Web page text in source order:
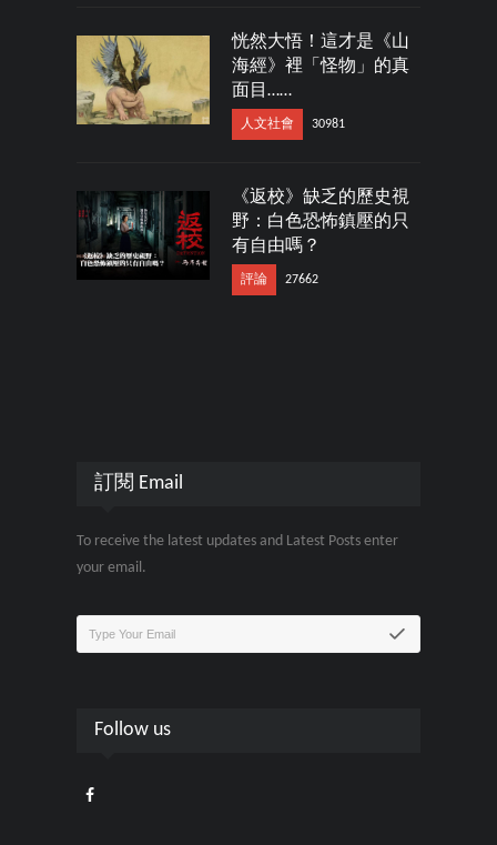
恍然大悟！這才是《山
海經》裡「怪物」的真
面目……
人文社會 30981
《返校》缺乏的歷史視
野：白色恐怖鎮壓的只
有自由嗎？
評論 27662
訂閱 Email
To receive the latest updates and Latest Posts enter
your email.
Follow us